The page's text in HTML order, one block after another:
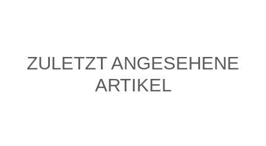
ZULETZT ANGESEHENE
ARTIKEL